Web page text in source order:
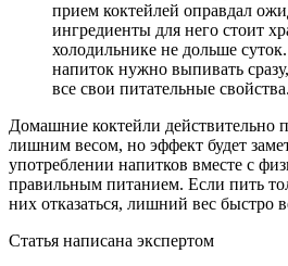
прием коктейлей оправдал
ингредиенты для него стоит
холодильнике не дольше
напиток нужно выпивать
все свои питательные свойства.
Домашние коктейли действительно
лишним весом, но эффект будет
употреблении напитков вместе с
правильным питанием. Если пить
них отказаться, лишний вес быстро
Статья написана экспертом